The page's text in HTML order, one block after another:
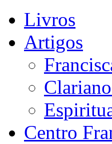
Livros
Artigos
Centro